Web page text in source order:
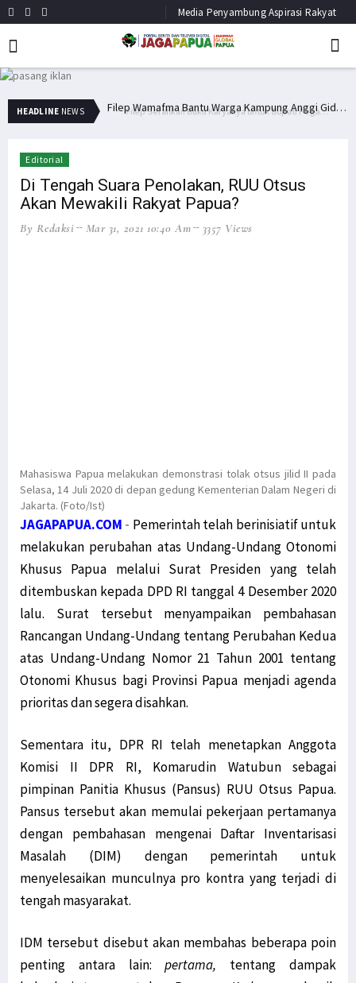
Media Penyambung Aspirasi Rakyat
HEADLINE NEWS Filep Serahkan Buku Karyanya untuk Bupati Pegaf & Billy Mambrasar Filep Wamafma Bantu Warga Kampung Anggi Gida dengan Bama
Editorial
Di Tengah Suara Penolakan, RUU Otsus
Akan Mewakili Rakyat Papua?
By Redaksi Mar 31, 2021 10:40 Am 3357 Views
Mahasiswa Papua melakukan demonstrasi tolak otsus jilid II pada
Selasa, 14 Juli 2020 di depan gedung Kementerian Dalam Negeri di
Jakarta. (Foto/Ist)
JAGAPAPUA.COM - Pemerintah telah berinisiatif untuk
melakukan perubahan atas Undang-Undang Otonomi
Khusus Papua melalui Surat Presiden yang telah
ditembuskan kepada DPD RI tanggal 4 Desember 2020
lalu. Surat tersebut menyampaikan pembahasan
Rancangan Undang-Undang tentang Perubahan Kedua
atas Undang-Undang Nomor 21 Tahun 2001 tentang
Otonomi Khusus bagi Provinsi Papua menjadi agenda
prioritas dan segera disahkan.
Sementara itu, DPR RI telah menetapkan Anggota
Komisi II DPR RI, Komarudin Watubun sebagai
pimpinan Panitia Khusus (Pansus) RUU Otsus Papua.
Pansus tersebut akan memulai pekerjaan pertamanya
dengan pembahasan mengenai Daftar Inventarisasi
Masalah (DIM) dengan pemerintah untuk
menyelesaikan munculnya pro kontra yang terjadi di
tengah masyarakat.
IDM tersebut disebut akan membahas beberapa poin
penting antara lain:pertama, tentang dampak